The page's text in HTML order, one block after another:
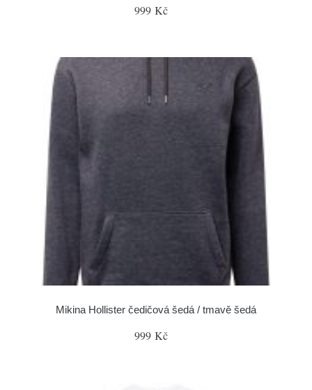
999 Kč
Mikina Hollister čedičová šedá / tmavě šedá
999 Kč